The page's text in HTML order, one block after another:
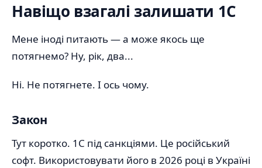
Навіщо взагалі залишати 1С
Мене іноді питають — а може якось ще
потягнемо? Ну, рік, два...
Ні. Не потягнете. І ось чому.
Закон
Тут коротко. 1С під санкціями. Це російський
софт. Використовувати його в 2026 році в Україні